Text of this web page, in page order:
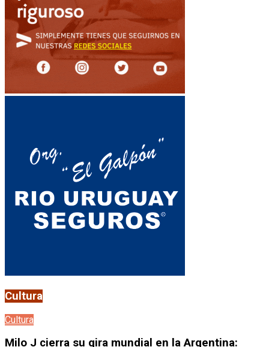
Cultura
Cultura
Milo J cierra su gira mundial en la Argentina: